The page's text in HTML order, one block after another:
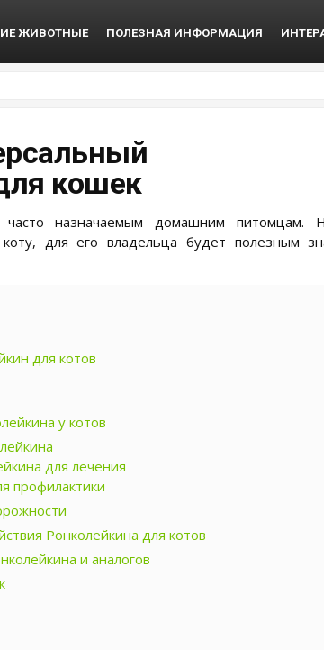
ЖИВОТНЫЕ ПОЛЕЗНАЯ ИНФОРМАЦИЯ
кошек
часто назначаемым домашним питомцам.
для его владельца будет полезным
для котов
у котов
для лечения
профилактики
Ронколейкина для котов
и аналогов